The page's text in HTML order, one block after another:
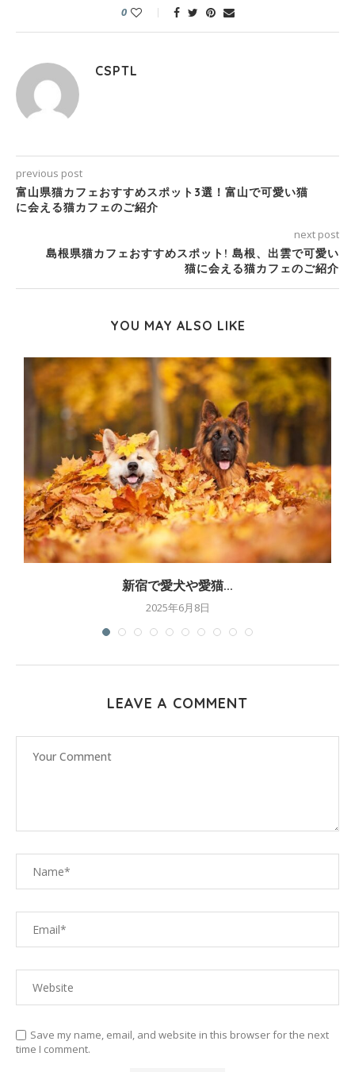
0
CSPTL
previous post
富山県猫カフェおすすめスポット3選！富山で可愛い猫
に会える猫カフェのご紹介
next post
島根県猫カフェおすすめスポット! 島根、出雲で可愛い
猫に会える猫カフェのご紹介
YOU MAY ALSO LIKE
新宿で愛犬や愛猫...
2025年6月8日
LEAVE A COMMENT
Save my name, email, and website in this browser for the next
time I comment.